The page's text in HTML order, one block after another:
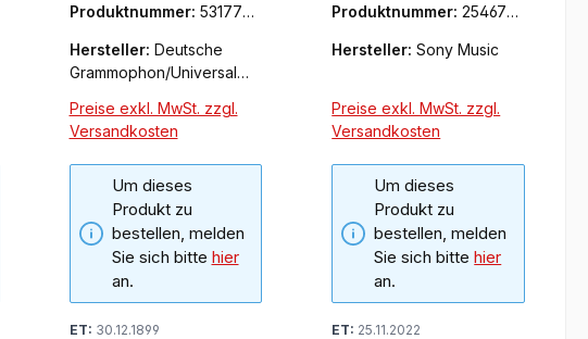
Produktnummer: 531777-
Hersteller: Deutsche
Grammophon/Universal
Preise exkl. MwSt. zzgl.
Versandkosten
Um dieses
Produkt zu
bestellen, melden
Sie sich bitte hier
an.
ET: 30.12.1899
Produktnummer:2546760
Hersteller:Sony Music
Preise exkl. MwSt. zzgl.
Versandkosten
Um dieses
Produkt zu
bestellen, melden
Sie sich bittehier
an.
ET: 25.11.2022